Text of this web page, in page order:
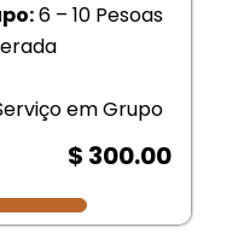
6 – 10 Pesoas
em Grupo
$ 300.00